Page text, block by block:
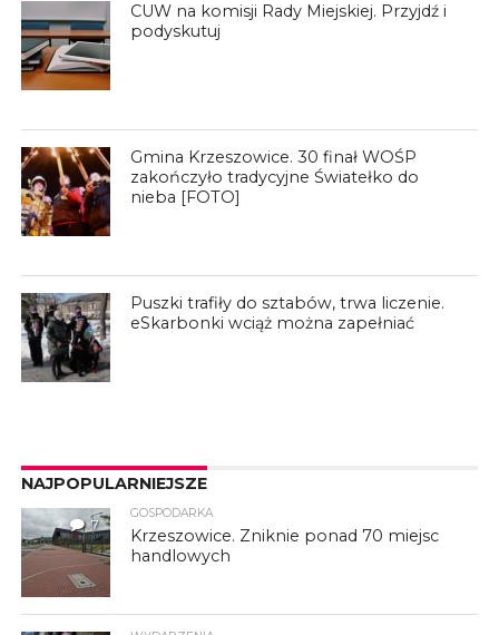
CUW na komisji Rady Miejskiej. Przyjdź i
podyskutuj
Gmina Krzeszowice. 30 finał WOŚP
zakończyło tradycyjne Światełko do
nieba [FOTO]
Puszki trafiły do sztabów, trwa liczenie.
eSkarbonki wciąż można zapełniać
NAJPOPULARNIEJSZE
7
GOSPODARKA
Krzeszowice. Zniknie ponad 70 miejsc
handlowych